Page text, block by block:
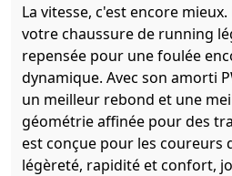
La vitesse, c'est encore
votre chaussure de running
repensée pour une foulée
dynamique. Avec son amorti
un meilleur rebond et une
géométrie affinée pour des
est conçue pour les coureurs
légèreté, rapidité et confort,